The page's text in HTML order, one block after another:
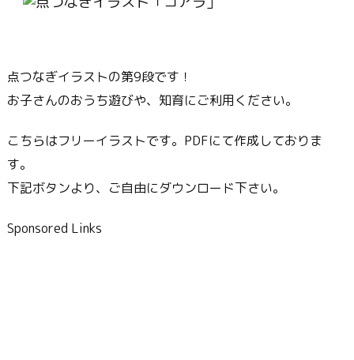
点つなぎイラストの第9段です！
お子さんのおうち遊びや、知育にご利用ください。
こちらはフリーイラストです。PDFにて作成しておりま
す。
下記ボタンより、ご自由にダウンロード下さい。
Sponsored Links